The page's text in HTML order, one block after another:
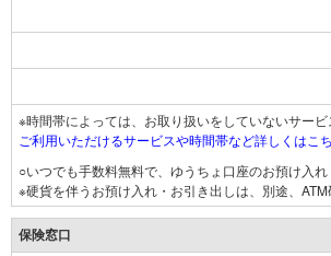
※時間帯によっては、お取り扱いをしていないサービ
ご利用いただけるサービスや時間帯など詳しくはこ
○いつでも手数料無料で、ゆうちょ口座のお預け入れ
※硬貨を伴うお預け入れ・お引き出しは、別途、ATM
保険窓口